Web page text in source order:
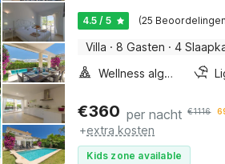
4.5 / 5 (25
Villa · 8 Gasten · 4
Wellness algemeen
€360 per nacht €1116
+extra kosten
Kids zone available